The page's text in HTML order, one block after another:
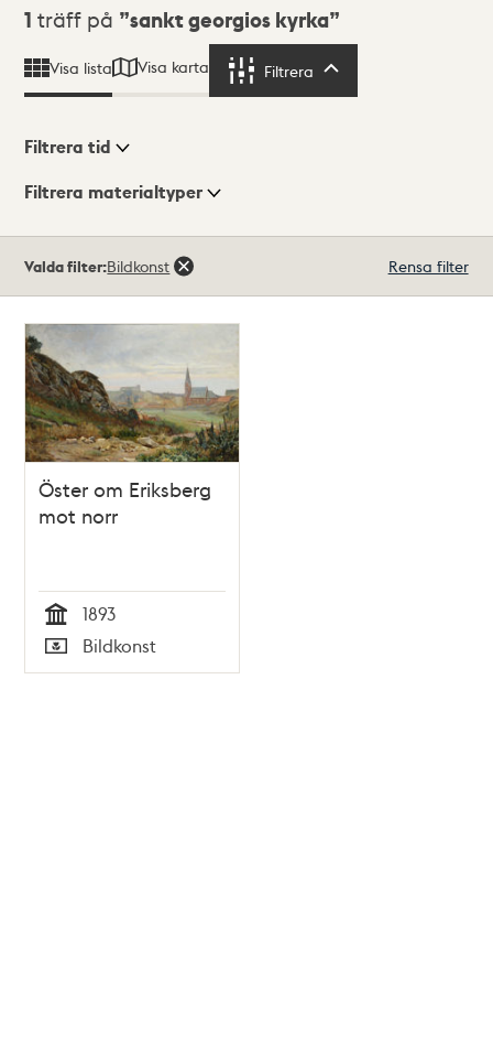
Sökresultat
1 träff på sankt georgios kyrka
Visa lista Visa karta Filtrera
Visningsläge
Filtrera tid
Filtrera materialtyper
träffar
Valda filter:Bildkonst Rensa filter
Öster om Eriksberg
mot norr
Tid
1893
Typ
Bildkonst